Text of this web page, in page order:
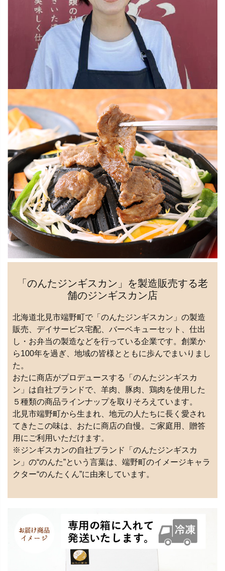
「のんたジンギスカン」を製造販売する老
舗のジンギスカン店
北海道北見市端野町で「のんたジンギスカン」の製造
販売、デイサービス宅配、バーベキューセット、仕出
し・お弁当の製造などを行っている企業です。創業か
ら100年を過ぎ、地域の皆様とともに歩んでまいりまし
た。
おたに商店がプロデュースする「のんたジンギスカ
ン」は自社ブランドで、羊肉、豚肉、鶏肉を使用した
５種類の商品ラインナップを取りそろえています。
北見市端野町から生まれ、地元の人たちに長く愛され
てきたこの味は、おたに商店の自慢。ご家庭用、贈答
用にご利用いただけます。
※ジンギスカンの自社ブランド「のんたジンギスカ
ン」の“のんた”という言葉は、端野町のイメージキャラ
クター“のんたくん”に由来しています。